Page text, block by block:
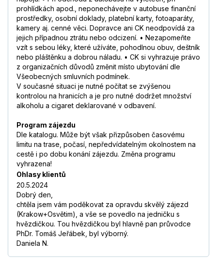
prohlídkách apod., neponechávejte v autobuse finanční
prostředky, osobní doklady, platební karty, fotoaparáty,
kamery aj. cenné věci. Dopravce ani CK neodpovídá za
jejich případnou ztrátu nebo odcizení. • Nezapomeňte
vzít s sebou léky, které užíváte, pohodlnou obuv, deštník
nebo pláštěnku a dobrou náladu. • CK si vyhrazuje právo
z organizačních důvodů změnit místo ubytování dle
Všeobecných smluvních podmínek.
V současné situaci je nutné počítat se zvýšenou
kontrolou na hranicích a je pro nutné dodržet množství
alkoholu a cigaret deklarované v odbavení.
Program zájezdu
Dle katalogu. Může být však přizpůsoben časovému
limitu na trase, počasí, nepředvídatelným okolnostem na
cestě i po dobu konání zájezdu. Změna programu
vyhrazena!
Ohlasy klientů
20.5.2024
Dobrý den,
chtěla jsem vám poděkovat za opravdu skvělý zájezd
(Krakow+Osvětim), a vše se povedlo na jedničku s
hvězdičkou. Tou hvězdičkou byl hlavně pan průvodce
PhDr. Tomáš Jeřábek, byl výborný.
Daniela N.